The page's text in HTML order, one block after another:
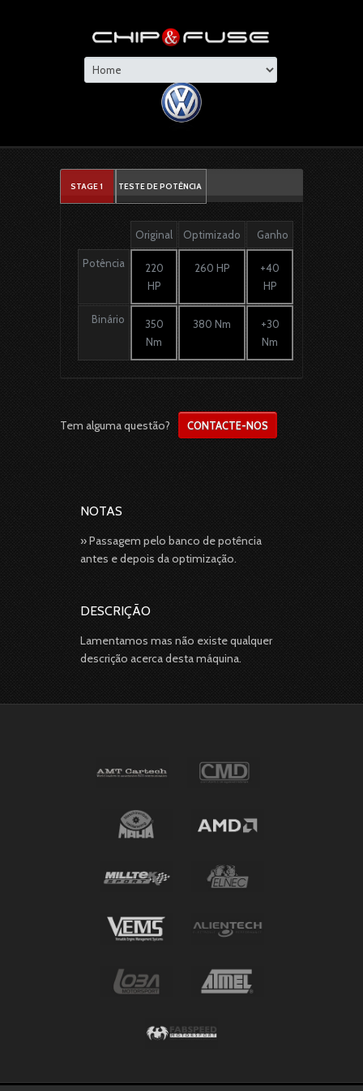
STAGE 1 TESTE DE POTÊNCIA
Original Optimizado Ganho
Potência
220
HP
260 HP
+40
HP
Binário
350
Nm
380 Nm
+30
Nm
Tem alguma questão? CONTACTE-NOS
NOTAS
» Passagem pelo banco de potência
antes e depois da optimização.
DESCRIÇÃO
Lamentamos mas não existe qualquer
descrição acerca desta máquina.